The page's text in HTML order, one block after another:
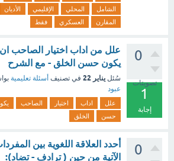
الشامل
المحلي الإقليمي
الأديان
المقارن
العسكري فقط
0
تصويتات
1
إجابة
علل من اداب اختيار الصاحب ان
يكون حسن الخلق - مع الشرح
سُئل يناير 22 في تصنيف أسئلة تعليمية
عبود
علل اداب اختيار الصاحب
حسن
الخلق
0
أحدد العلاقة اللغوية بين
الآتية من حين ( ترادف - تضاد):